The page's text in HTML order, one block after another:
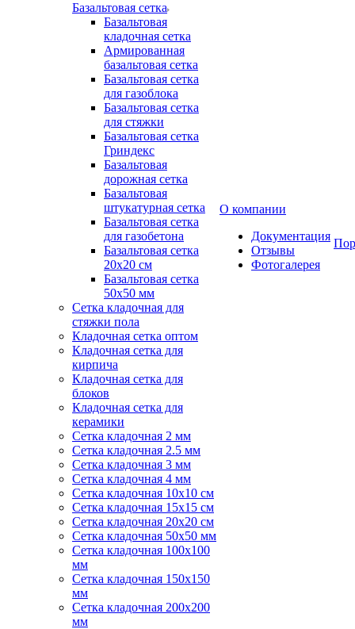
Базальтовая сетка
Базальтовая
кладочная сетка
Армированная
базальтовая сетка
Базальтовая сетка
для газоблока
Базальтовая сетка
для стяжки
Базальтовая сетка
Гриндекс
Базальтовая
дорожная сетка
Базальтовая
штукатурная сетка
Базальтовая сетка
для газобетона
Базальтовая сетка
20x20 см
Базальтовая сетка
50x50 мм
Сетка кладочная для
стяжки пола
Кладочная сетка оптом
Кладочная сетка для
кирпича
Кладочная сетка для
блоков
Кладочная сетка для
керамики
Сетка кладочная 2 мм
Сетка кладочная 2.5 мм
Сетка кладочная 3 мм
Сетка кладочная 4 мм
Сетка кладочная 10x10 см
Сетка кладочная 15x15 см
Сетка кладочная 20x20 см
Сетка кладочная 50x50 мм
Сетка кладочная 100x100
мм
Сетка кладочная 150x150
мм
Сетка кладочная 200x200
мм
О компании
Документация
Отзывы
Фотогалерея